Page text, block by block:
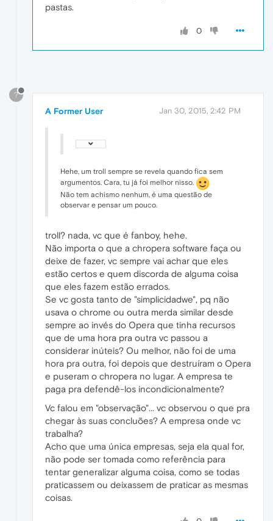
pastas.
0
?
A Former User Jan 30, 2015, 2:42 PM
Hehe, um troll sempre se revela quando fica sem
argumentos. Cara, tu já foi melhor nisso.
Não tem achismo nenhum, é uma questão de
observar e pensar um pouco.
troll? nada, vc que é fanboy, hehe.
Não importa o que a chropera software faça ou
deixe de fazer, vc sempre vai achar que eles
estão certos e quem discorda de alguma coisa
que eles fazem estão errados.
Se vc gosta tanto de "simplicidadwe", pq não
usava o chrome ou outra merda similar desde
sempre ao invés do Opera que tinha recursos
que de uma hora pra outra vc passou a
considerar inúteis? Ou melhor, não foi de uma
hora pra outra, foi depois que destruíram o Opera
e puseram o chropera no lugar. A empresa te
paga pra defendê-los incondicionalmente?
Vc falou em "observação"... vc observou o que pra
chegar às suas concluões? A empresa onde vc
trabalha?
Acho que uma única empresas, seja ela qual for,
não pode ser tomada como referência para
tentar generalizar alguma coisa, como se todas
praticassem ou deixassem de praticar as mesmas
coisas.